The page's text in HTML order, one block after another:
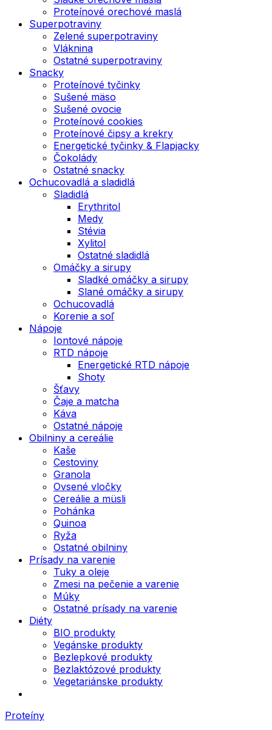
Proteínové orechové maslá
Superpotraviny
Zelené superpotraviny
Vláknina
Ostatné superpotraviny
Snacky
Proteínové tyčinky
Sušené mäso
Sušené ovocie
Proteínové cookies
Proteínové čipsy a krekry
Energetické tyčinky & Flapjacky
Čokolády
Ostatné snacky
Ochucovadlá a sladidlá
Sladidlá
Erythritol
Medy
Stévia
Xylitol
Ostatné sladidlá
Omáčky a sirupy
Sladké omáčky a sirupy
Slané omáčky a sirupy
Ochucovadlá
Korenie a soľ
Nápoje
Iontové nápoje
RTD nápoje
Energetické RTD nápoje
Shoty
Šťavy
Čaje a matcha
Káva
Ostatné nápoje
Obilniny a cereálie
Kaše
Cestoviny
Granola
Ovsené vločky
Cereálie a müsli
Pohánka
Quinoa
Ryža
Ostatné obilniny
Prísady na varenie
Tuky a oleje
Zmesi na pečenie a varenie
Múky
Ostatné prísady na varenie
Diéty
BIO produkty
Vegánske produkty
Bezlepkové produkty
Bezlaktózové produkty
Vegetariánske produkty
Proteíny